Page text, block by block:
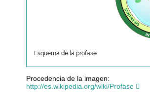
Esquema de la profase.
Procedencia de la imagen:
http://es.wikipedia.org/wiki/Profase